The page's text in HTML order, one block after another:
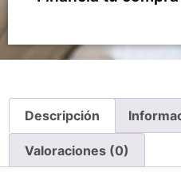
Descripción
Valoraciones (0)